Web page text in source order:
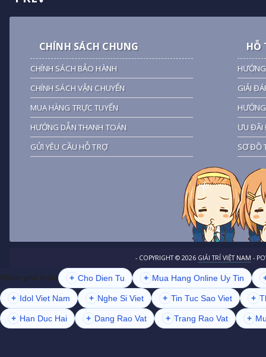
CHÍNH SÁCH CHUNG
CHÍNH SÁCH BẢO HÀNH
CHÍNH SÁCH VẬN CHUYỂN
MUA HÀNG TRỰC TUYẾN
HƯỚNG DẪN THANH TOÁN
GỬI YÊU CẦU HỖ TRỢ
HỖ
GIẢI
ƯU ĐÃI
SƠ ĐỒ
- COPYRIGHT © 2026 GIẢI TRÍ VIỆT NAM -
Khám phá thêm + Cho Dien Tu + Mua Hang Online Uy Tin
+ Idol Viet Nam + Nghe Si Viet + Tin Tuc Sao Viet +
+ Han Duc Hai + Dang Rao Vat + Trang Rao Vat +